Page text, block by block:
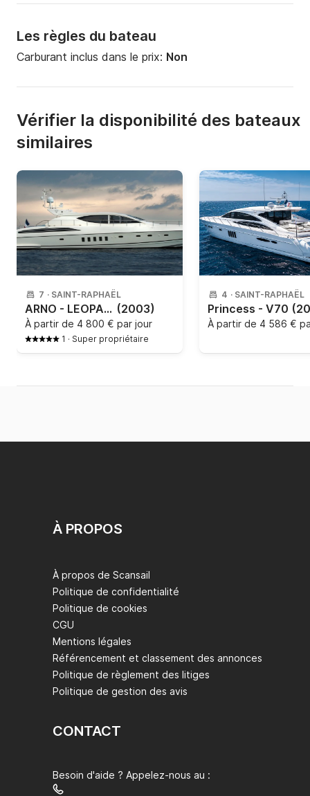
Les règles du bateau
Carburant inclus dans le prix: Non
Vérifier la disponibilité des bateaux
similaires
7 · SAINT-RAPHAËL
ARNO - LEOPARD 24 (2003)
À partir de 4 800 € par jour
1 · Super propriétaire
4 · SAINT-RAPHAËL
Princess - V70
À partir de 4 586 €
À PROPOS
À propos de Scansail
Politique de confidentialité
Politique de cookies
CGU
Mentions légales
Référencement et classement des annonces
Politique de règlement des litiges
Politique de gestion des avis
CONTACT
Besoin d'aide ? Appelez-nous au :